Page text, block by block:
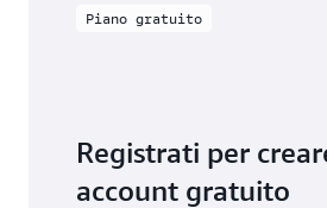
Piano gratuito
Registrati per
account gratuito